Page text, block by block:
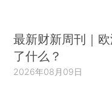
最新财新周刊｜
了什么？
2026年08月09日